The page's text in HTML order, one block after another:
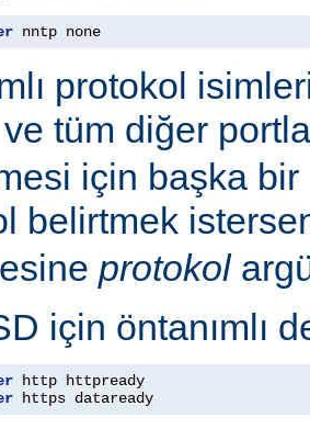
nntp none
protokol
ve tüm diğer
için başka
belirtmek
protokol
için öntanımlı
https dataready